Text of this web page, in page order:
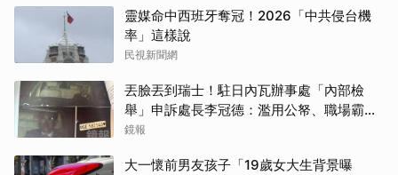
靈媒命中西班牙奪冠！2026「中共侵台機
率」這樣說
民視新聞網
丟臉丟到瑞士！駐日內瓦辦事處「內部檢
舉」申訴處長李冠德：濫用公帑、職場霸
凌、超速仔拒繳罰單 外交部要查了
鏡報
大一懷前男友孩子「19歲女大生背景曝